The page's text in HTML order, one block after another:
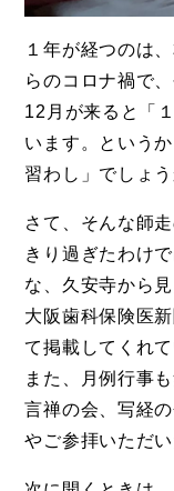
１年が経つのは
らのコロナ禍で
12月が来ると「
います。という
習わし」でしょう
さて、そんな師
きり過ぎたわけ
な、久安寺から
大阪歯科保険医
て掲載してくれ
また、月例行事
言禅の会、写経
やご参拝いただ